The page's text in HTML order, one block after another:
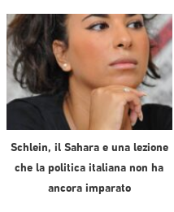
Schlein, il Sahara e una lezione
che la politica italiana non ha
ancora imparato